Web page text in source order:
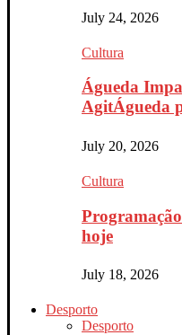
July 24, 2026
Cultura
Águeda
AgitÁgueda
July 20, 2026
Cultura
hoje
July 18, 2026
Desporto
Desporto